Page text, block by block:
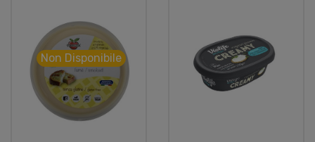
Non Disponibile